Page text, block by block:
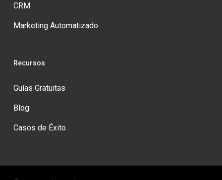
CRM
Marketing Automatizado
Recursos
Guías Gratuitas
Blog
Casos de Éxito